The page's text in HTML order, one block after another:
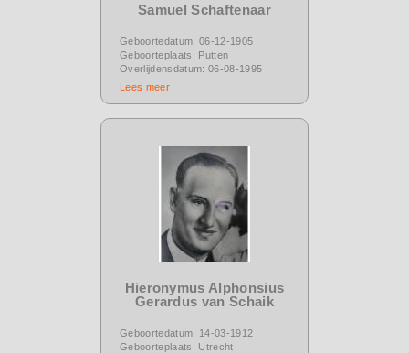
Samuel Schaftenaar
Geboortedatum: 06-12-1905
Geboorteplaats: Putten
Overlijdensdatum: 06-08-1995
Lees meer
Hieronymus Alphonsius
Gerardus van Schaik
Geboortedatum: 14-03-1912
Geboorteplaats: Utrecht